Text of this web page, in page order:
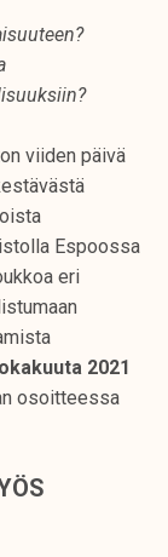
viiden päivä
Espoossa
eri
2021
osoitteessa